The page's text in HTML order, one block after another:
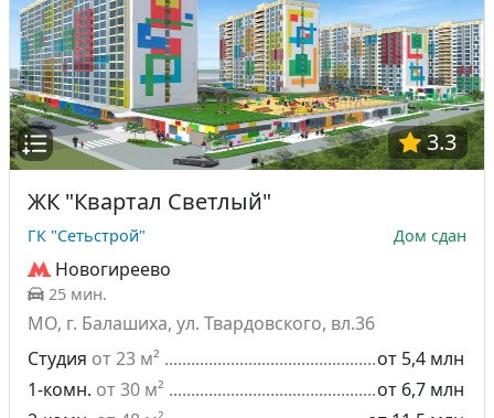
3.3
ЖК "Квартал Светлый"
ГК "Сетьстрой" Дом сдан
Новогиреево
25 мин.
МО, г. Балашиха, ул. Твардовского, вл.36
Студия от 23 м²
от 5,4 млн
1-комн. от 30 м²
от 6,7 млн